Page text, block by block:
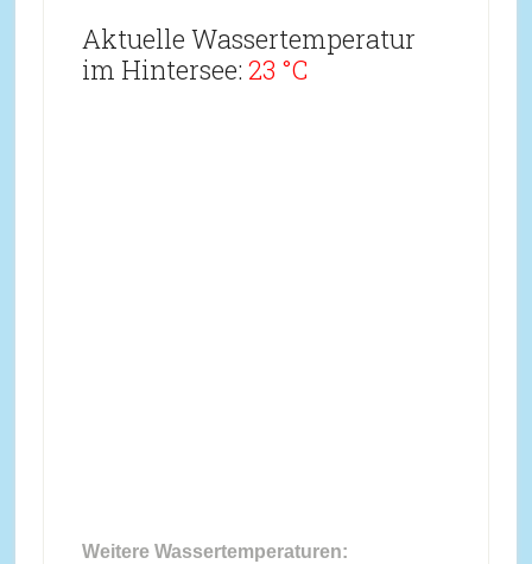
Aktuelle Wassertemperatur
im Hintersee: 23 °C
Weitere Wassertemperaturen: